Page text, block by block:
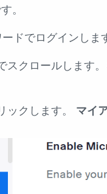
。
ドでログインしま
クロールします
ックします。 マイ